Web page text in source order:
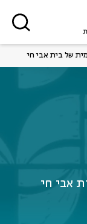
של בית אבי חי
אבי חי